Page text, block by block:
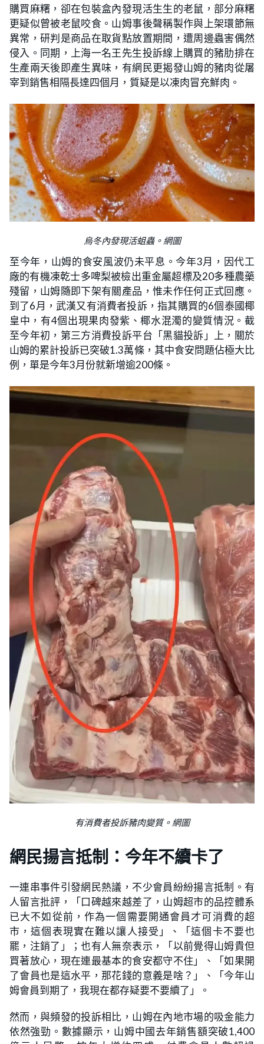
購買麻糬，卻在包裝盒內發現活生生的老鼠，部分麻糬
更疑似曾被老鼠咬食。山姆事後聲稱製作與上架環節無
異常，研判是商品在取貨點放置期間，遭周邊蟲害偶然
侵入。同期，上海一名王先生投訴線上購買的豬肋排在
生產兩天後即產生異味，有網民更揭發山姆的豬肉從屠
宰到銷售相隔長達四個月，質疑是以凍肉冒充鮮肉。
烏冬內發現活蛆蟲。網圖
至今年，山姆的食安風波仍未平息。今年3月，因代工
廠的有機凍乾士多啤梨被檢出重金屬超標及20多種農藥
殘留，山姆隨即下架有關產品，惟未作任何正式回應。
到了6月，武漢又有消費者投訴，指其購買的6個泰國椰
皇中，有4個出現果肉發紫、椰水混濁的變質情況。截
至今年初，第三方消費投訴平台「黑貓投訴」上，關於
山姆的累計投訴已突破1.3萬條，其中食安問題佔極大比
例，單是今年3月份就新增逾200條。
有消費者投訴豬肉變質。網圖
網民揚言抵制：今年不續卡了
一連串事件引發網民熱議，不少會員紛紛揚言抵制。有
人留言批評，「口碑越來越差了，山姆超市的品控體系
已大不如從前，作為一個需要開通會員才可消費的超
市，這個表現實在難以讓人接受」、「這個卡不要也
罷，注銷了」；也有人無奈表示，「以前覺得山姆貴但
買著放心，現在連最基本的食安都守不住」、「如果開
了會員也是這水平，那花錢的意義是啥？」、「今年山
姆會員到期了，我現在都存疑要不要續了」。
然而，與頻發的投訴相比，山姆在內地市場的吸金能力
依然強勁。數據顯示，山姆中國去年銷售額突破1,400